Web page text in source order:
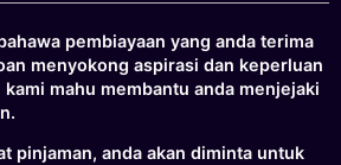
pembiayaan yang anda terima
menyokong aspirasi dan keperluan
kami mahu membantu anda menjejaki
pinjaman, anda akan diminta untuk